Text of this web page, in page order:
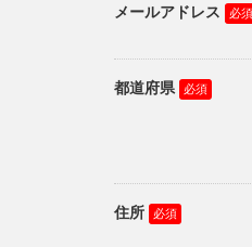
メールアドレス
都道府県
住所